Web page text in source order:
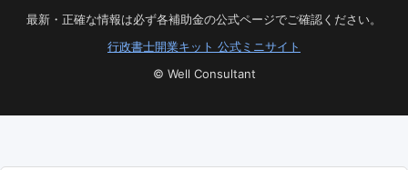
最新・正確な情報は必ず各補助金の公式ページでご確認ください。
行政書士開業キット 公式ミニサイト
© Well Consultant